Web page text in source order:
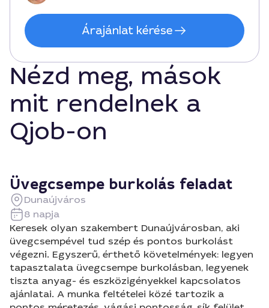
Árajánlat kérése
Nézd meg, mások
mit rendelnek a
Qjob-on
Üvegcsempe burkolás feladat
Dunaújváros
8 napja
Keresek olyan szakembert Dunaújvárosban, aki
üvegcsempével tud szép és pontos burkolást
végezni. Egyszerű, érthető követelmények: legyen
tapasztalata üvegcsempe burkolásban, legyenek
tiszta anyag- és eszközigényekkel kapcsolatos
ajánlatai. A munka feltételei közé tartozik a